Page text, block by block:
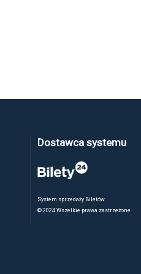
Dostawca systemu
System sprzedaży Biletów
© 2024 Wszelkie prawa zastrzeżone